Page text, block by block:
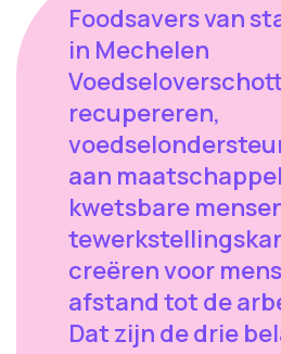
Foodsavers van
in Mechelen
recupereren,
aan
kwetsbare
creëren voor
afstand tot de
Dat zijn de drie